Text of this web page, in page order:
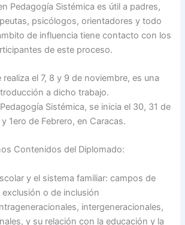
Pedagogía Sistémica es útil a padres,
psicólogos, orientadores y todo
de influencia tiene contacto con los
de este proceso.
realiza el 7, 8 y 9 de noviembre, es una
a dicho trabajo.
Sistémica, se inicia el 30, 31 de
1ero de Febrero, en Caracas.
Contenidos del Diplomado:
y el sistema familiar: campos de
exclusión o de inclusión
intergeneracionales,
y su relación con la educación y la